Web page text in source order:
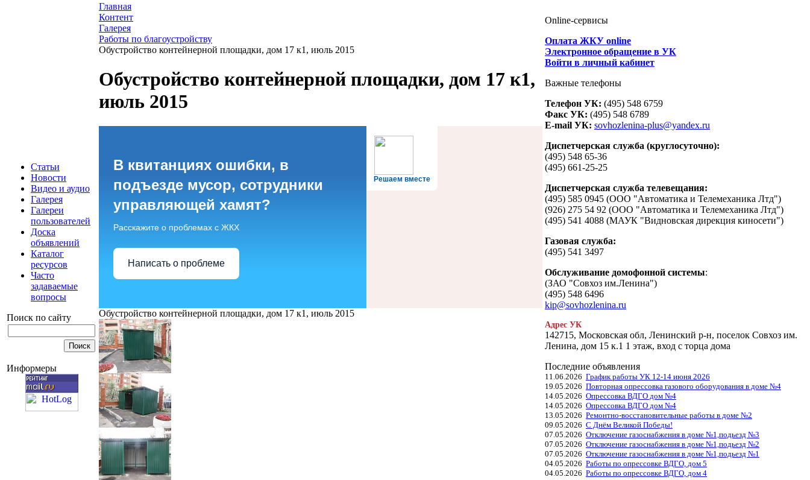
Статьи
Новости
Видео и аудио
Галерея
Галереи
пользователей
Доска
объявлений
Каталог
ресурсов
Часто
задаваемые
вопросы
Поиск по сайту
Информеры
Главная
Контент
Галерея
Работы по благоустройству
Обустройство контейнерной площадки, дом 17 к1, июль 2015
Обустройство контейнерной площадки, дом 17 к1,
июль 2015
Решаем вместе
В квитанциях ошибки, в
подъезде мусор, сотрудники
управляющей хамят?
Расскажите о проблемах с ЖКХ
Написать о проблеме
Обустройство контейнерной площадки, дом 17 к1, июль 2015
Online-сервисы
Оплата ЖКУ online
Электронное обращение в УК
Войти в личный кабинет
Важные телефоны
Телефон УК: (495) 548 6759
Факс УК: (495) 548 6789
E-mail УК: sovhozlenina-plus@yandex.ru
Диспетчерская служба (круглосуточно):
(495) 548 65-36
(495) 661-25-25
Диспетчерская служба телевещания:
(495) 585 0945 (ООО "Автоматика и Телемеханика Лтд")
(926) 275 54 92 (ООО "Автоматика и Телемеханика Лтд")
(495) 541 4088 (МАУК "Видновская дирекция киносети")
Газовая служба:
(495) 541 3497
Обслуживание домофонной системы:
(ЗАО "Совхоз им.Ленина")
(495) 548 6496
kip@sovhozlenina.ru
Адрес УК
142715, Московская обл, Ленинский р-н, поселок Совхоз им.
Ленина, дом 15 к.1 1 этаж, вход с торца дома
Последние объявления
11.06.2026 График работы УК 12-14 июня 2026
19.05.2026 Повторная опрессовка газового оборудования в доме №4
14.05.2026 Опрессовка ВДГО дом №4
14.05.2026 Опрессовка ВДГО дом №4
13.05.2026 Ремонтно-восстановительные работы в доме №2
09.05.2026 С Днём Великой Победы!
07.05.2026 Отключение газоснабжения в доме №1,подьезд №3
07.05.2026 Отключение газоснабжения в доме №1,подьезд №2
07.05.2026 Отключение газоснабжения в доме №1,подьезд №1
04.05.2026 Работы по опрессовке ВДГО, дом 5
04.05.2026 Работы по опрессовке ВДГО, дом 4